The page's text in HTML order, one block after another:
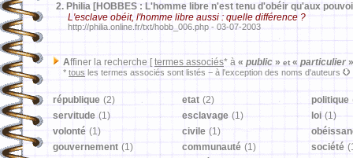
2. Philia [HOBBES : L'homme libre n'est tenu d'obéir qu'aux
L'esclave obéit, l'homme libre aussi : quelle différence ?
http://philia.online.fr/txt/hobb_006.php - 03-07-2003
Affiner la recherche [ termes associés* à « public » et « particulier »
* tous les termes associés sont listés − à l'exception des noms d'auteurs
république (2) etat (2) politique
servitude (1) esclavage (1) loi (1)
volonté (1) civile (1)
gouvernement (1) communauté (1) société